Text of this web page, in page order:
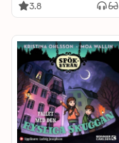
3.8